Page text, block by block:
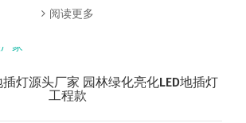
阅读更多
插灯源头厂家 园林绿化亮化LED地插灯
工程款